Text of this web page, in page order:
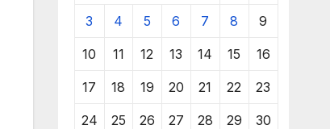
3 4 5 6 7 8 9
10 11 12 13 14 15 16
17 18 19 20 21 22 23
24 25 26 27 28 29 30